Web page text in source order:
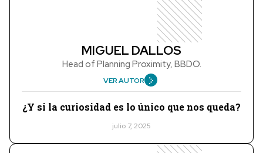
MIGUEL DALLOS
Head of Planning Proximity, BBDO.
VER AUTOR
¿Y si la curiosidad es lo único que nos queda?
julio 7, 2025